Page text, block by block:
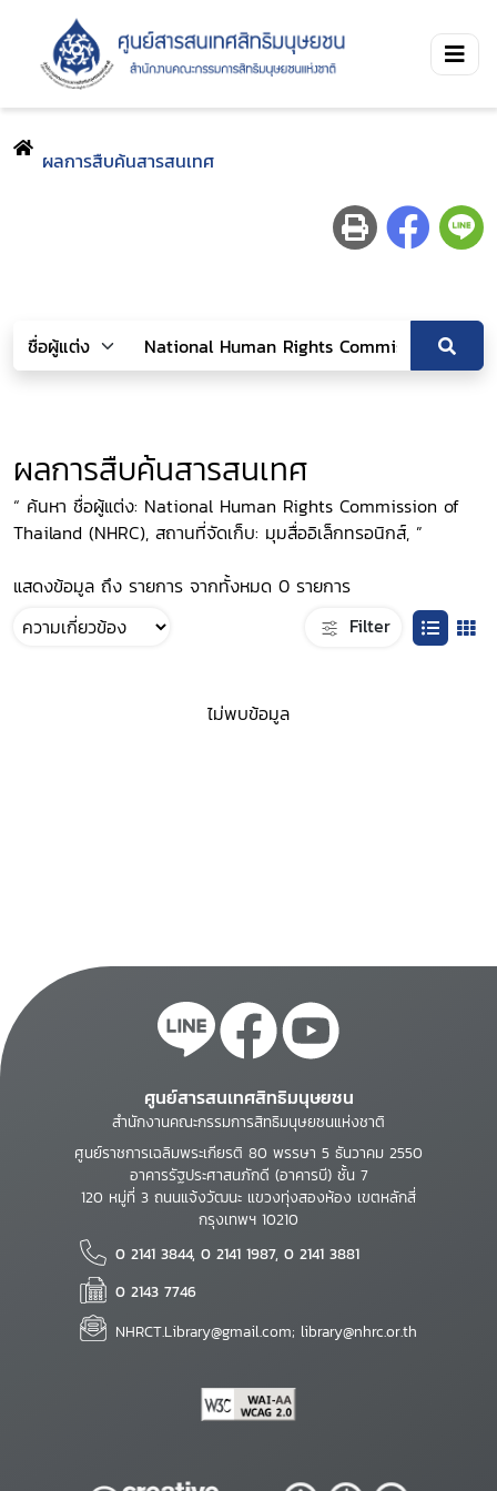
ผลการสืบค้นสารสนเทศ
ผลการสืบค้นสารสนเทศ
“ ค้นหา ชื่อผู้แต่ง: National Human Rights Commission of
Thailand (NHRC), สถานที่จัดเก็บ: มุมสื่ออิเล็กทรอนิกส์, ”
แสดงข้อมูล ถึง รายการ จากทั้งหมด 0 รายการ
Filter
ไม่พบข้อมูล
ศูนย์สารสนเทศสิทธิมนุษยชน
สำนักงานคณะกรรมการสิทธิมนุษยชนแห่งชาติ
ศูนย์ราชการเฉลิมพระเกียรติ 80 พรรษา 5 ธันวาคม 2550
อาคารรัฐประศาสนภักดี (อาคารบี) ชั้น 7
120 หมู่ที่ 3 ถนนแจ้งวัฒนะ แขวงทุ่งสองห้อง เขตหลักสี่
กรุงเทพฯ 10210
0 2141 3844, 0 2141 1987, 0 2141 3881
0 2143 7746
NHRCT.Library@gmail.com; library@nhrc.or.th